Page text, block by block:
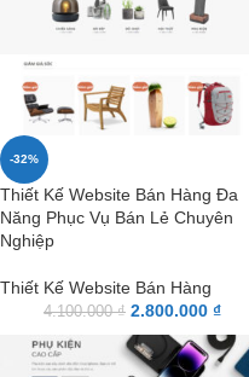
-32%
Thiết Kế Website Bán Hàng Đa
Năng Phục Vụ Bán Lẻ Chuyên
Nghiệp
Thiết Kế Website Bán Hàng
4.100.000₫ 2.800.000 ₫